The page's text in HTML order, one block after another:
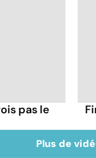
pas le
Plus de